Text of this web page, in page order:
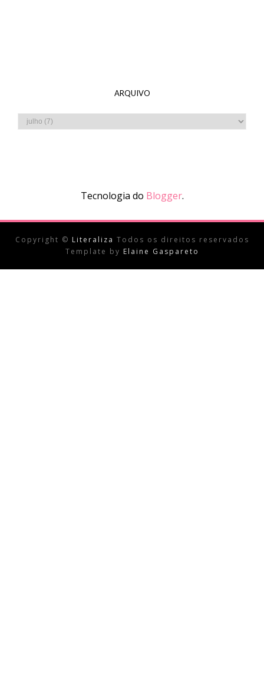
ARQUIVO
Tecnologia do Blogger.
Copyright © Literaliza Todos os direitos reservados
Template by Elaine Gaspareto